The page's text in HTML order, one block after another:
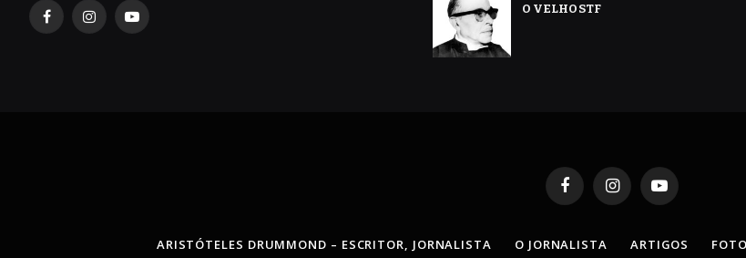
FacebookInstagramYouTube
O VELHO STF
FacebookInstagramYouTube
ARISTÓTELES DRUMMOND – ESCRITOR, JORNALISTA O JORNALISTA ARTIGOS